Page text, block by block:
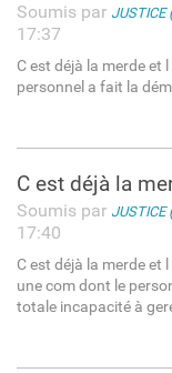
Soumis par JUSTICE
17:37
C est déjà la merde et
personnel a fait la
C est déjà la
Soumis par JUSTICE
17:40
C est déjà la merde et
une com dont le
totale incapacité à